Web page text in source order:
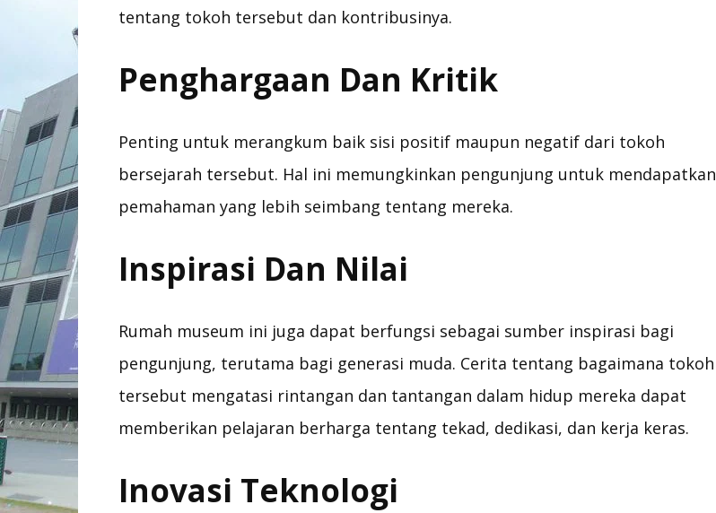
tentang tokoh tersebut dan kontribusinya.
Penghargaan Dan Kritik
Penting untuk merangkum baik sisi positif maupun negatif dari tokoh
bersejarah tersebut. Hal ini memungkinkan pengunjung untuk mendapatkan
pemahaman yang lebih seimbang tentang mereka.
Inspirasi Dan Nilai
Rumah museum ini juga dapat berfungsi sebagai sumber inspirasi bagi
pengunjung, terutama bagi generasi muda. Cerita tentang bagaimana tokoh
tersebut mengatasi rintangan dan tantangan dalam hidup mereka dapat
memberikan pelajaran berharga tentang tekad, dedikasi, dan kerja keras.
Inovasi Teknologi